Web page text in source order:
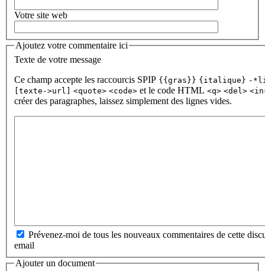
Votre site web
Ajoutez votre commentaire ici
Texte de votre message
Ce champ accepte les raccourcis SPIP {{gras}} {italique} -
[texte->url]
<quote> <code> et le code HTML <q> <del>
créer des paragraphes, laissez simplement des lignes vides.
Prévenez-moi de tous les nouveaux commentaires de cette
email
Ajouter un document